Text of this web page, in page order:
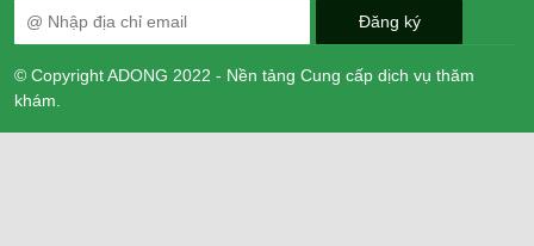
© Copyright ADONG 2022 - Nền tảng Cung cấp dịch vụ thăm
khám.